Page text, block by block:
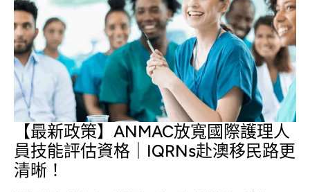
【最新政策】ANMAC放寬國際護理人
員技能評估資格｜IQRNs赴澳移民路更
清晰！